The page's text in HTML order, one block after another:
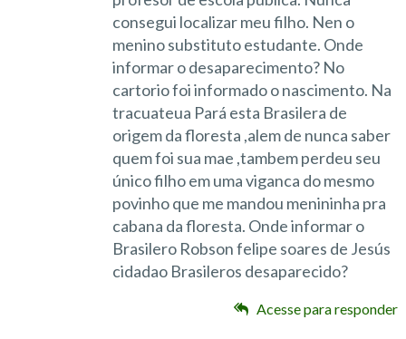
consegui localizar meu filho. Nen o
menino substituto estudante. Onde
informar o desaparecimento? No
cartorio foi informado o nascimento. Na
tracuateua Pará esta Brasilera de
origem da floresta ,alem de nunca saber
quem foi sua mae ,tambem perdeu seu
único filho em uma viganca do mesmo
povinho que me mandou menininha pra
cabana da floresta. Onde informar o
Brasilero Robson felipe soares de Jesús
cidadao Brasileros desaparecido?
Acesse para responder